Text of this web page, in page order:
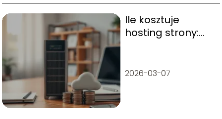
Ile kosztuje
hosting strony:
2026-03-07